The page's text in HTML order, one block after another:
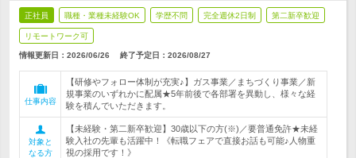
正社員 職種・業種未経験OK 学歴不問 完全週休2日制 第二新卒歓迎
リモートワーク可
情報更新日：2026/06/26 終了予定日： 2026/08/27
仕事内容
【研修やフォロー体制が充実♪】ガス事業／まちづくり事業／新
規事業のいずれかに配属★5年前後で各部署を異動し、様々な経
験を積んでいただきます。
対象と
なる方
【未経験・第二新卒歓迎】30歳以下の方(※)／要普通免許★未経
験入社の先輩も活躍中！《転職フェアで直接お話も可能♪人物重
視の採用です！》